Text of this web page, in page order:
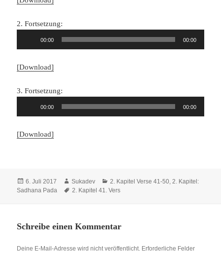
2. Fortsetzung:
00:00 00:00
[Download]
3. Fortsetzung:
00:00 00:00
[Download]
Veröffentlicht
am
6. Juli 2017 Autor
Sukadev Kategorien
2. Kapitel Verse 41-50,2. Kapitel:
Sadhana Pada
Schlagwörter
2. Kapitel 41. Vers
Schreibe einen Kommentar
Deine E-Mail-Adresse wird nicht veröffentlicht. Erforderliche Felder